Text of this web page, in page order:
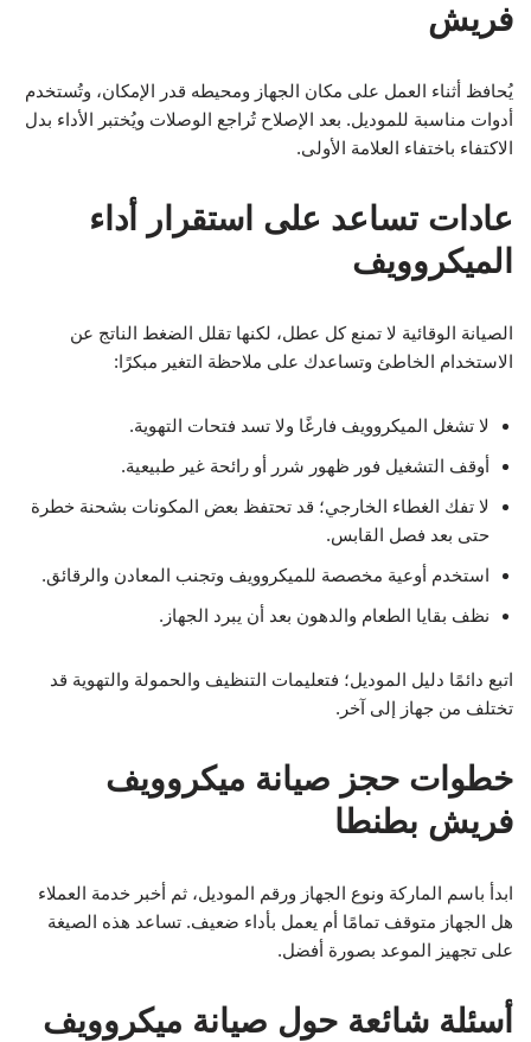
فريش
يُحافظ أثناء العمل على مكان الجهاز ومحيطه قدر الإمكان، وتُستخدم
أدوات مناسبة للموديل. بعد الإصلاح تُراجع الوصلات ويُختبر الأداء بدل
الاكتفاء باختفاء العلامة الأولى.
عادات تساعد على استقرار أداء
الميكروويف
الصيانة الوقائية لا تمنع كل عطل، لكنها تقلل الضغط الناتج عن
الاستخدام الخاطئ وتساعدك على ملاحظة التغير مبكرًا:
لا تشغل الميكروويف فارغًا ولا تسد فتحات التهوية.
أوقف التشغيل فور ظهور شرر أو رائحة غير طبيعية.
لا تفك الغطاء الخارجي؛ قد تحتفظ بعض المكونات بشحنة خطرة
حتى بعد فصل القابس.
استخدم أوعية مخصصة للميكروويف وتجنب المعادن والرقائق.
نظف بقايا الطعام والدهون بعد أن يبرد الجهاز.
اتبع دائمًا دليل الموديل؛ فتعليمات التنظيف والحمولة والتهوية قد
تختلف من جهاز إلى آخر.
خطوات حجز صيانة ميكروويف
فريش بطنطا
ابدأ باسم الماركة ونوع الجهاز ورقم الموديل، ثم أخبر خدمة العملاء
هل الجهاز متوقف تمامًا أم يعمل بأداء ضعيف. تساعد هذه الصيغة
على تجهيز الموعد بصورة أفضل.
أسئلة شائعة حول صيانة ميكروويف